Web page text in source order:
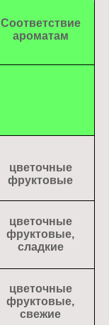
Соответствие
ароматам
цветочные
фруктовые
цветочные
фруктовые,
сладкие
цветочные
фруктовые,
свежие